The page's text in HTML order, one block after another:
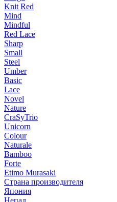
Knit Red
Mind
Mindful
Red Lace
Sharp
Small
Steel
Umber
Basic
Lace
Novel
Nature
CraSyTrio
Unicorn
Colour
Naturale
Bamboo
Forte
Etimo Murasaki
Страна производителя
Япония
Непал